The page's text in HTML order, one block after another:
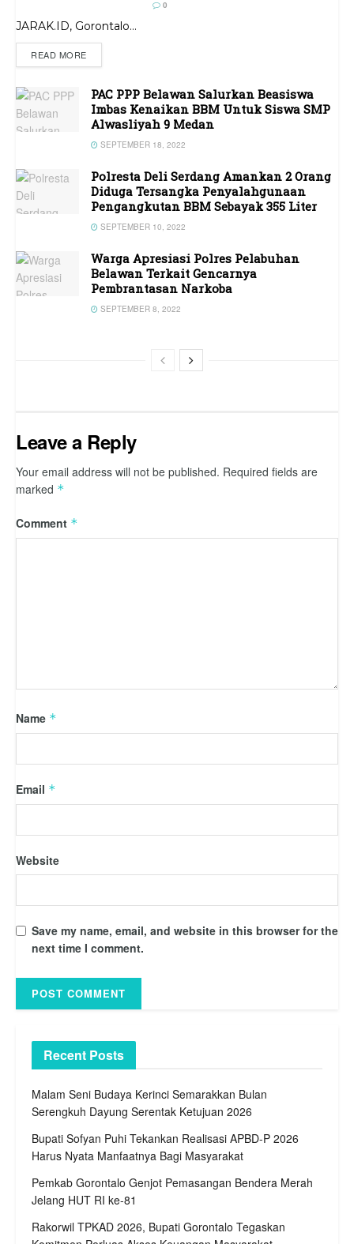
0
JARAK.ID, Gorontalo...
READ MORE
PAC PPP Belawan Salurkan Beasiswa
Imbas Kenaikan BBM Untuk Siswa SMP
Alwasliyah 9 Medan
SEPTEMBER 18, 2022
Polresta Deli Serdang Amankan 2 Orang
Diduga Tersangka Penyalahgunaan
Pengangkutan BBM Sebayak 355 Liter
SEPTEMBER 10, 2022
Warga Apresiasi Polres Pelabuhan
Belawan Terkait Gencarnya
Pembrantasan Narkoba
SEPTEMBER 8, 2022
Leave a Reply
Your email address will not be published. Required fields are
marked *
Comment *
Name *
Email *
Website
Save my name, email, and website in this browser for the
next time I comment.
Recent Posts
Malam Seni Budaya Kerinci Semarakkan Bulan
Serengkuh Dayung Serentak Ketujuan 2026
Bupati Sofyan Puhi Tekankan Realisasi APBD-P 2026
Harus Nyata Manfaatnya Bagi Masyarakat
Pemkab Gorontalo Genjot Pemasangan Bendera Merah
Jelang HUT RI ke-81
Rakorwil TPKAD 2026, Bupati Gorontalo Tegaskan